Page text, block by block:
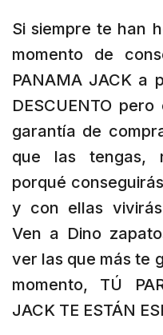
Si siempre te han
momento de
PANAMA JACK a
DESCUENTO
garantía de
que las tengas,
porqué
y con ellas
Ven a Dino
ver las que más te
momento, TÚ
JACK TE ESTÁN